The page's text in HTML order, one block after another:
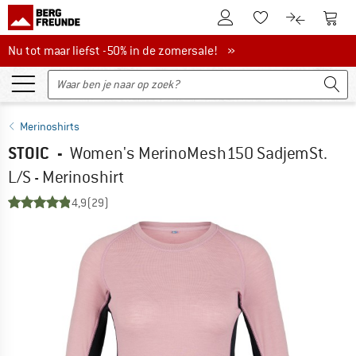
De klantenaccount
Naar deNaar de
Nu tot maar liefst -50% in de zomersale!
Nu tot maar liefst -50% in de zomersale! »
Merinoshirts
STOIC - Women's MerinoMesh150 SadjemSt.
L/S - Merinoshirt
4,9(29)